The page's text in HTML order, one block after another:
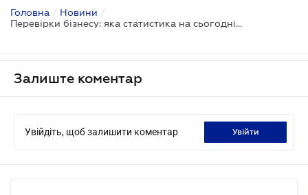
Головна / Новини /
Перевірки бізнесу: яка статистика на сьогоднішній день
Залиште коментар
Увійдіть, щоб залишити коментар увійти